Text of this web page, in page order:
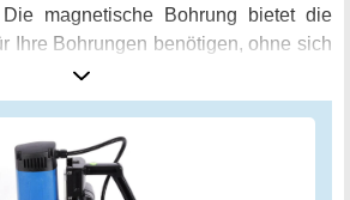
magnetische Bohrung bietet die
Ihre Bohrungen benötigen, ohne sich
des Bohrers oder schlechte
müssen. Darüber hinaus sorgt die
Dadurch können Sie die
ganz nach Ihren Bedürfnissen